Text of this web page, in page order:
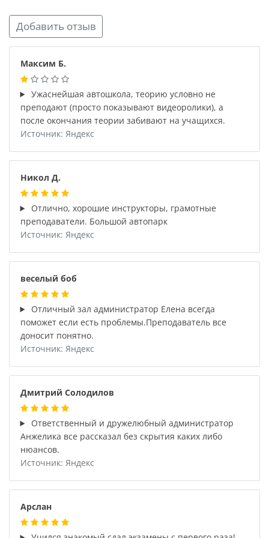
Добавить отзыв
Максим Б.
Ужаснейшая автошкола, теорию условно не
преподают (просто показывают видеоролики), а
после окончания теории забивают на учащихся.
Источник: Яндекс
Никол Д.
Отлично, хорошие инструкторы, грамотные
преподаватели. Большой автопарк
Источник: Яндекс
веселый боб
Отличный зал администратор Елена всегда
поможет если есть проблемы.Преподаватель все
доносит понятно.
Источник: Яндекс
Дмитрий Солодилов
Ответственный и дружелюбный администратор
Анжелика все рассказал без скрытия каких либо
нюансов.
Источник: Яндекс
Арслан